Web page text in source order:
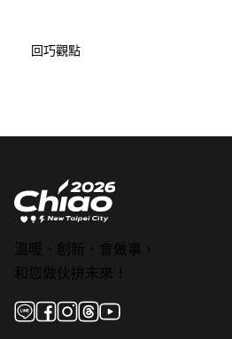
回巧觀點
溫暖、創新、會做事，
和您做伙拚未來！